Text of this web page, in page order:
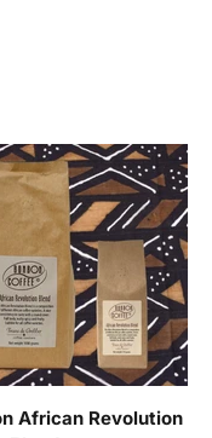
African Revolution